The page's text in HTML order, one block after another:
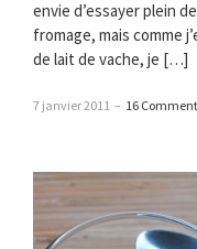
envie d’essayer plein
fromage, mais comme
de lait de vache, je […]
7 janvier 2011 – 16